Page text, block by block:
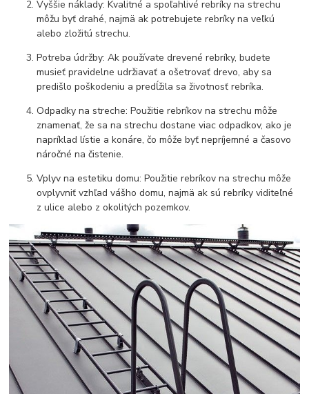
Vyššie náklady: Kvalitné a spoľahlivé rebríky na strechu
môžu byť drahé, najmä ak potrebujete rebríky na veľkú
alebo zložitú strechu.
Potreba údržby: Ak používate drevené rebríky, budete
musieť pravidelne udržiavať a ošetrovať drevo, aby sa
predišlo poškodeniu a predĺžila sa životnosť rebríka.
Odpadky na streche: Použitie rebríkov na strechu môže
znamenať, že sa na strechu dostane viac odpadkov, ako je
napríklad lístie a konáre, čo môže byť nepríjemné a časovo
náročné na čistenie.
Vplyv na estetiku domu: Použitie rebríkov na strechu môže
ovplyvniť vzhľad vášho domu, najmä ak sú rebríky viditeľné
z ulice alebo z okolitých pozemkov.